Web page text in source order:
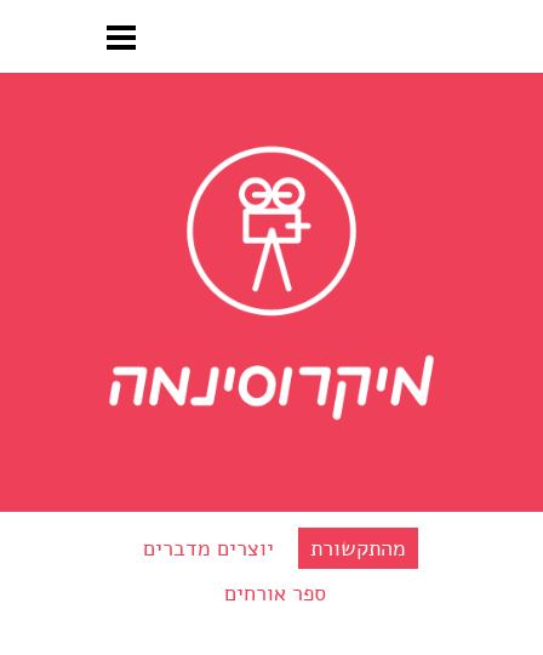
מהתקשורת
יוצרים מדברים
ספר אורחים